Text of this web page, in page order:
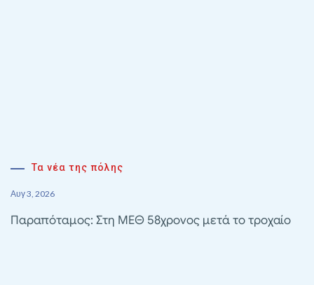
Τα νέα της πόλης
Αυγ 3, 2026
Παραπόταμος: Στη ΜΕΘ 58χρονος μετά το τροχαίο